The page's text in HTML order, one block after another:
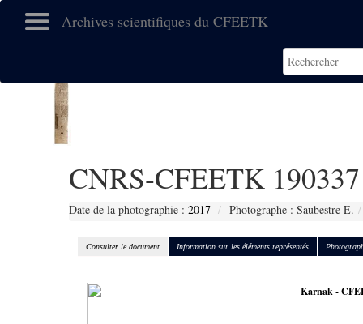
Archives scientifiques du CFEETK
CNRS-CFEETK 190337
Date de la photographie : 2017 Photographe : Saubestre E.
Consulter le document Information sur les éléments représentés